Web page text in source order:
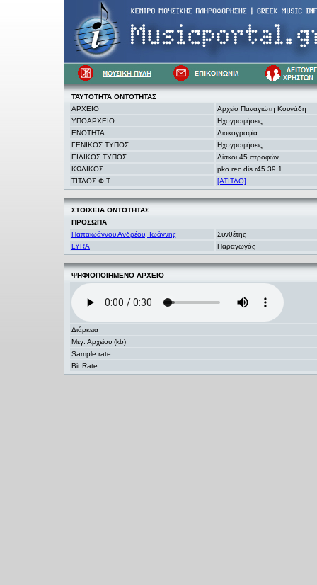
ΤΑΥΤΟΤΗΤΑ ΟΝΤΟΤΗΤΑΣ
ΑΡΧΕΙΟ
Αρχείο Παναγιώτη Κουνάδη
ΥΠΟΑΡΧΕΙΟ
Ηχογραφήσεις
ΕΝΟΤΗΤΑ
Δισκογραφία
ΓΕΝΙΚΟΣ ΤΥΠΟΣ
Ηχογραφήσεις
ΕΙΔΙΚΟΣ ΤΥΠΟΣ
Δίσκοι 45 στροφών
ΚΩΔΙΚΟΣ
pko.rec.dis.r45.39.1
ΤΙΤΛΟΣ Φ.Τ.
[ΑΤΙΤΛΟ]
ΣΤΟΙΧΕΙΑ ΟΝΤΟΤΗΤΑΣ
ΠΡΟΣΩΠΑ
Παπαϊωάννου Ανδρέου, Ιωάννης
Συνθέτης
LYRA
Παραγωγός
ΨΗΦΙΟΠΟΙΗΜΕΝΟ ΑΡΧΕΙΟ
Διάρκεια
Μεγ. Αρχείου (kb)
Sample rate
Bit Rate